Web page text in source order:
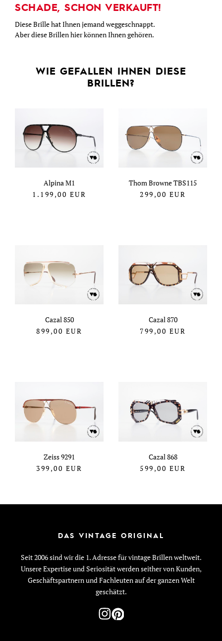
SCHADE, SCHON VERKAUFT!
Diese Brille hat Ihnen jemand weggeschnappt.
Aber diese Brillen hier können Ihnen gehören.
WIE GEFALLEN IHNEN DIESE
BRILLEN?
Alpina M1
1.199,00 EUR
Thom Browne TBS115
299,00 EUR
Cazal 850
899,00 EUR
Cazal 870
799,00 EUR
Zeiss 9291
399,00 EUR
Cazal 868
599,00 EUR
DAS VINTAGE ORIGINAL
Seit 2006 sind wir die 1. Adresse für vintage Brillen weltweit.
Unsere Expertise und Seriosität werden seither von Kunden,
Geschäftspartnern und Fachleuten auf der ganzen Welt
geschätzt.